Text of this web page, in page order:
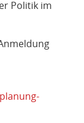
Politik im